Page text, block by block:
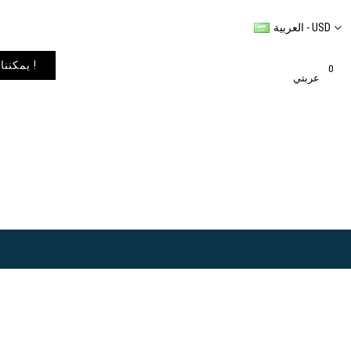
يمكننا شحن المنتجات إلى أي مكان في العالم. يمكنك الاطلاع على خيارات الشحن في عربة التسوق الخاصة بك !
العربية - USD
عربتي
0